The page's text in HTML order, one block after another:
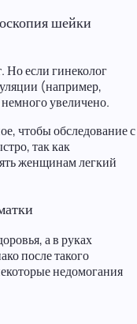
шейки
если гинеколог
(например,
увеличено.
чтобы обследование с
так как
женщинам легкий
а в руках
после такого
недомогания